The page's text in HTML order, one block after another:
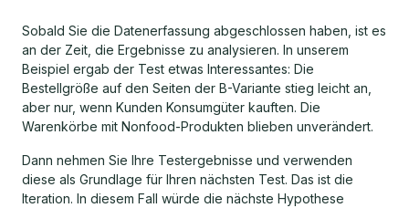
Sobald Sie die Datenerfassung abgeschlossen haben, ist es
an der Zeit, die Ergebnisse zu analysieren. In unserem
Beispiel ergab der Test etwas Interessantes: Die
Bestellgröße auf den Seiten der B-Variante stieg leicht an,
aber nur, wenn Kunden Konsumgüter kauften. Die
Warenkörbe mit Nonfood-Produkten blieben unverändert.
Dann nehmen Sie Ihre Testergebnisse und verwenden
diese als Grundlage für Ihren nächsten Test. Das ist die
Iteration. In diesem Fall würde die nächste Hypothese